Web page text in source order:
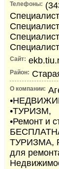
Телефоны:
Сайт:
Район:
О компании:
•ТУРИЗМ,
•Ремонт и
ТУРИЗМА,
для